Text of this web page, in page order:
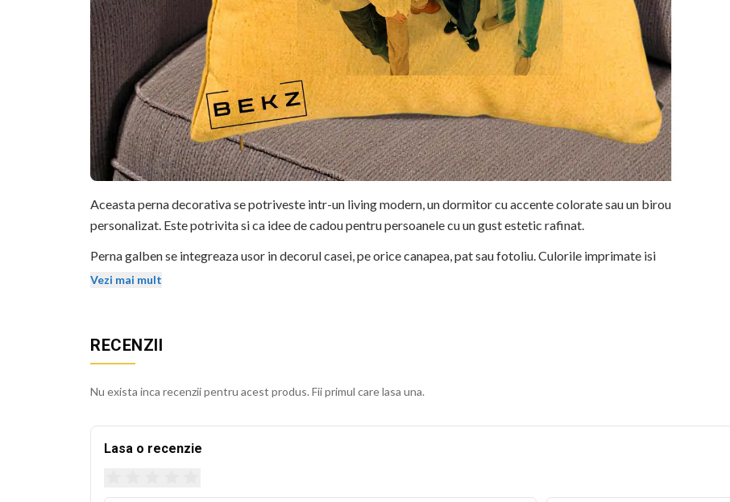
Aceasta perna decorativa se potriveste intr-un living modern, un dormitor cu accente colorate sau un birou
personalizat. Este potrivita si ca idee de cadou pentru persoanele cu un gust estetic rafinat.
Perna galben se integreaza usor in decorul casei, pe orice canapea, pat sau fotoliu. Culorile imprimate isi
mentin stralucirea si dupa spalari repetate.
cm.
Vezi mai mult
RECENZII
Nu exista inca recenzii pentru acest produs. Fii primul care lasa una.
Lasa o recenzie